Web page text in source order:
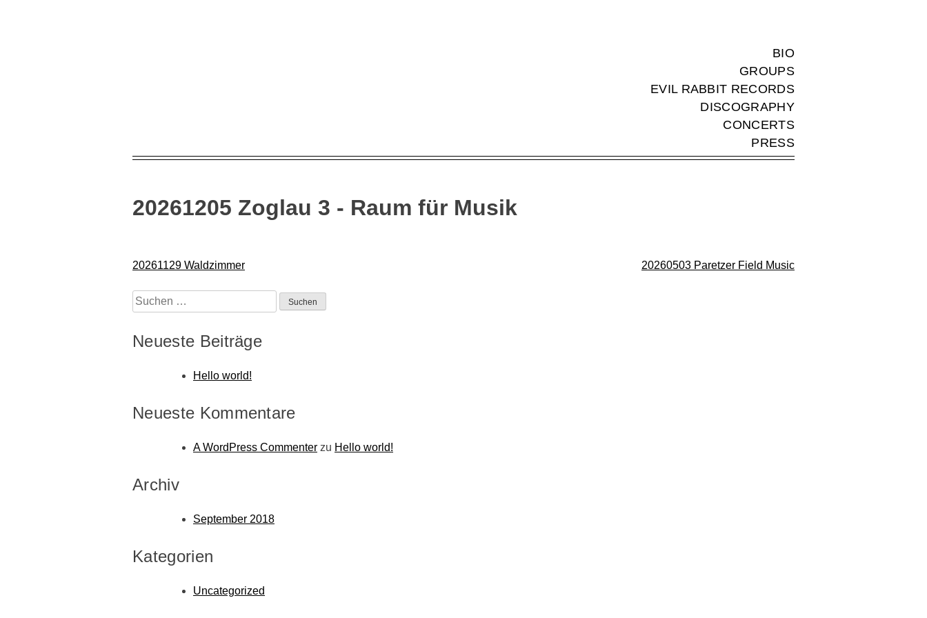
BIO
GROUPS
EVIL RABBIT RECORDS
DISCOGRAPHY
CONCERTS
PRESS
20261205 Zoglau 3 - Raum für Musik
Beitragsnavigation
20261129 Waldzimmer 20260503 Paretzer Field Music
Suchen
nach:
Neueste Beiträge
Hello world!
Neueste Kommentare
A WordPress Commenter zu Hello world!
Archiv
September 2018
Kategorien
Uncategorized